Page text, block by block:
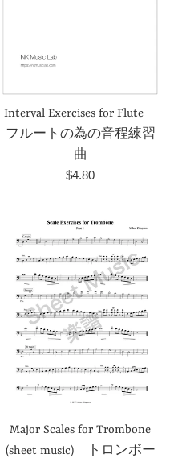
Interval Exercises for Flute
フルートの為の音程練習
曲
Prezzo
$4.80
Major Scales for Trombone
(sheet music) トロンボー